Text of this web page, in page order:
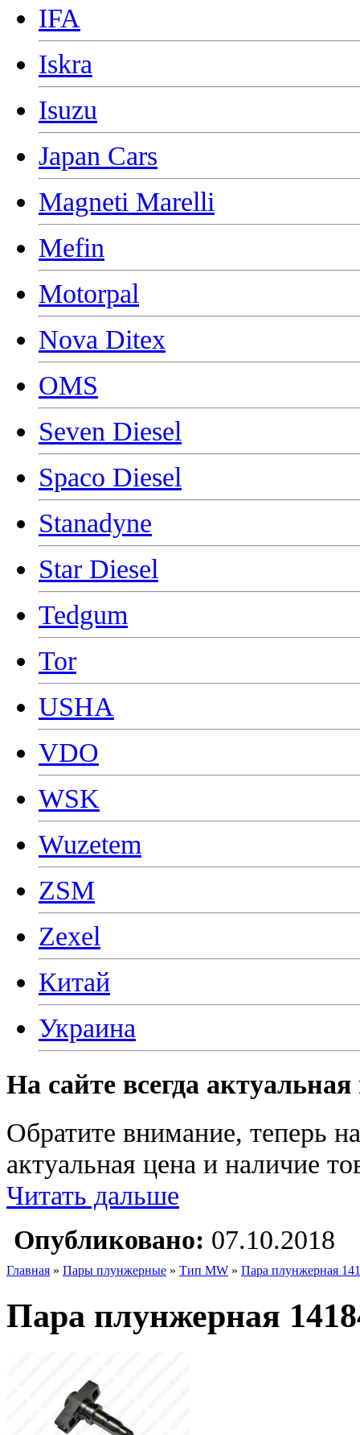
IFA
Iskra
Isuzu
Japan Cars
Magneti Marelli
Mefin
Motorpal
Nova Ditex
OMS
Seven Diesel
Spaco Diesel
Stanadyne
Star Diesel
Tedgum
Tor
USHA
VDO
WSK
Wuzetem
ZSM
Zexel
Китай
Украина
На сайте всегда
Обратите внимание, теперь
актуальная цена и наличие
Читать дальше
Опубликовано: 07.10.2018
Главная » Пары плунжерные » Тип MW » Пара плунжерная
Пара плунжерная